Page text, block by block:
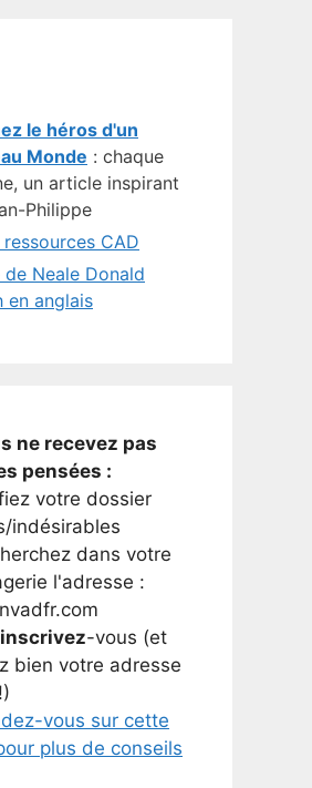
le héros d'un
Monde : chaque
un article inspirant
Philippe
CAD
de Neale Donald
en anglais
ne recevez pas
pensées :
votre dossier
indésirables
dans votre
l'adresse :
-vous (et
bien votre adresse
vous sur cette
plus de conseils